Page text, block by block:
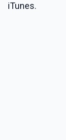
iTunes.